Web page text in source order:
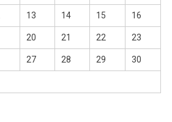
13 14 15 16
20 21 22 23
27 28 29 30